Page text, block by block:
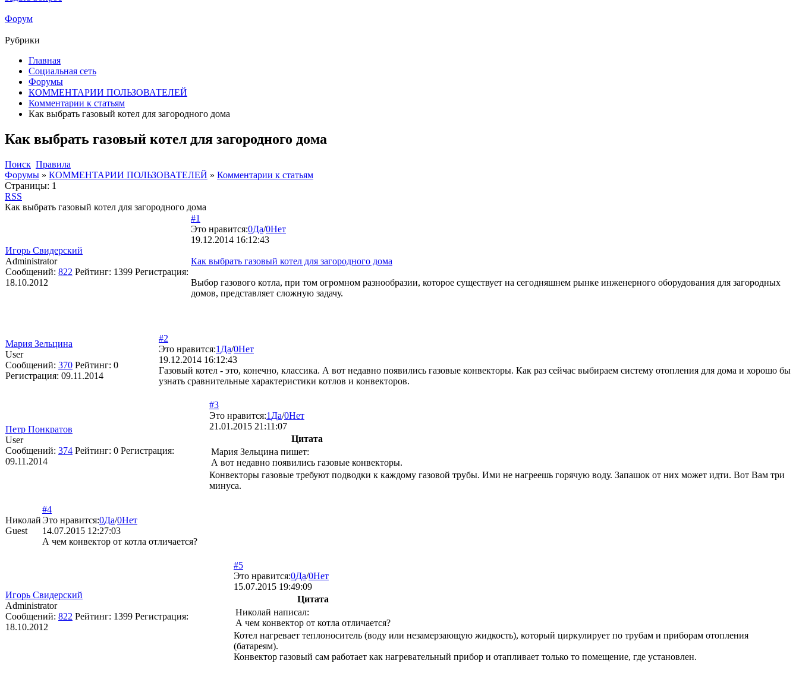
Форум
Рубрики
Главная
Социальная сеть
Форумы
КОММЕНТАРИИ ПОЛЬЗОВАТЕЛЕЙ
Комментарии к статьям
Как выбрать газовый котел для загородного дома
Как выбрать газовый котел для загородного дома
Поиск Правила
Форумы » КОММЕНТАРИИ ПОЛЬЗОВАТЕЛЕЙ » Комментарии к статьям
Страницы: 1
RSS
Как выбрать газовый котел для загородного дома
Игорь Свидерский
Administrator
Сообщений: 822 Рейтинг: 1399 Регистрация:
18.10.2012
#1
Это нравится:0Да/0Нет
19.12.2014 16:12:43
Как выбрать газовый котел для загородного дома
Выбор газового котла, при том огромном разнообразии, которое существует на сегодняшнем рынке инженерного оборудования для загородных
домов, представляет сложную задачу.
Мария Зельцина
User
Сообщений: 370 Рейтинг: 0
Регистрация: 09.11.2014
#2
Это нравится:1 Да/0Нет
19.12.2014 16:12:43
Газовый котел - это, конечно, классика. А вот недавно появились газовые конвекторы. Как раз сейчас выбираем систему отопления для дома и хорошо бы
узнать сравнительные характеристики котлов и конвекторов.
Петр Понкратов
User
Сообщений: 374 Рейтинг: 0 Регистрация:
09.11.2014
#3
Это нравится:1 Да/0Нет
21.01.2015 21:11:07
Цитата
Мария Зельцина пишет:
А вот недавно появились газовые конвекторы.
Конвекторы газовые требуют подводки к каждому газовой трубы. Ими не нагреешь горячую воду. Запашок от них может идти. Вот Вам три
минуса.
Николай
Guest
#4
Это нравится:0Да/0Нет
14.07.2015 12:27:03
А чем конвектор от котла отличается?
Игорь Свидерский
Administrator
Сообщений: 822 Рейтинг: 1399 Регистрация:
18.10.2012
#5
Это нравится:0Да/0Нет
15.07.2015 19:49:09
Цитата
Николай написал:
А чем конвектор от котла отличается?
Котел нагревает теплоноситель (воду или незамерзающую жидкость), который циркулирует по трубам и приборам отопления
(батареям).
Конвектор газовый сам работает как нагревательный прибор и отапливает только то помещение, где установлен.